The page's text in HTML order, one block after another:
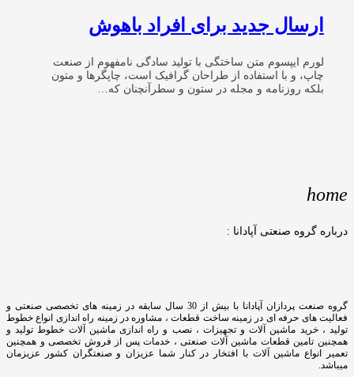
ارسال جدید برای افراد باهوش
لورم ایپسوم متن ساختگی با تولید سادگی نامفهوم از صنعت
چاپ، و با استفاده از طراحان گرافیک است، چاپگرها و متون
بلکه روزنامه و مجله در ستون و سطرآنچنان که…
home
درباره گروه صنعتی آپادانا :
گروه صنعت پردازان آپادانا با بیش از 30 سال سابقه در زمینه های تخصصی صنعتی و
فعالیت های حرفه ای در زمینه ساخت قطعات ، مشاوره در زمینه راه اندازی انواع خطوط
تولید ، خرید ماشین آلات و تجهیزات ، نصب و راه اندازی ماشین آلات خطوط تولید و
همچنین تامین قطعات ماشین آلات صنعتی ، خدمات پس از فروش تخصصی و همچنین
تعمیر انواع ماشین آلات با افتخار در کنار شما عزیزان و صنعتگران کشور عزیزمان
میباشد.